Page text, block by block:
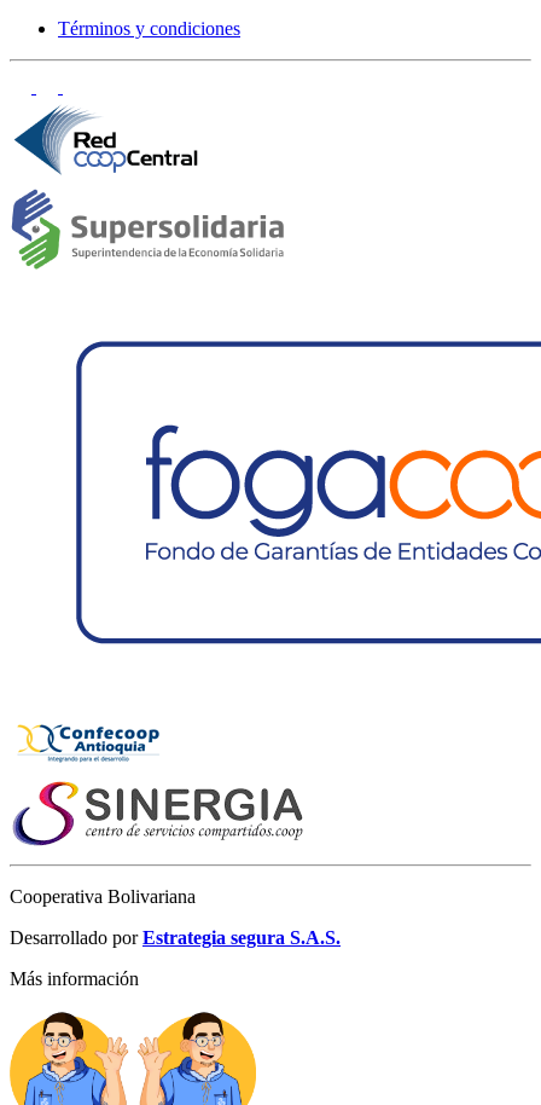
Términos y condiciones
Cooperativa Bolivariana
Desarrollado porEstrategia segura S.A.S.
Más información